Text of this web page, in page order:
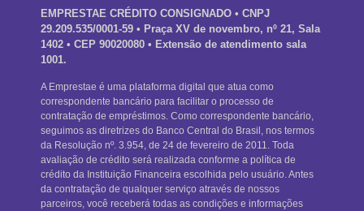
EMPRESTAE CRÉDITO CONSIGNADO • CNPJ
29.209.535/0001-59 • Praça XV de novembro, nº 21, Sala
1402 • CEP 90020080 • Extensão de atendimento sala
1001.
A Emprestae é uma plataforma digital que atua como
correspondente bancário para facilitar o processo de
contratação de empréstimos. Como correspondente bancário,
seguimos as diretrizes do Banco Central do Brasil, nos termos
da Resolução nº. 3.954, de 24 de fevereiro de 2011. Toda
avaliação de crédito será realizada conforme a política de
crédito da Instituição Financeira escolhida pelo usuário. Antes
da contratação de qualquer serviço através de nossos
parceiros, você receberá todas as condições e informações